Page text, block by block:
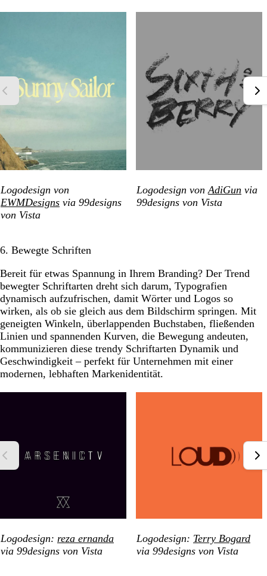
Logodesign von
EWMDesigns via 99designs
von Vista
Logodesign von AdiGun via
99designs von Vista
6. Bewegte Schriften
Bereit für etwas Spannung in Ihrem Branding? Der Trend
bewegter Schriftarten dreht sich darum, Typografien
dynamisch aufzufrischen, damit Wörter und Logos so
wirken, als ob sie gleich aus dem Bildschirm springen. Mit
geneigten Winkeln, überlappenden Buchstaben, fließenden
Linien und spannenden Kurven, die Bewegung andeuten,
kommunizieren diese trendy Schriftarten Dynamik und
Geschwindigkeit – perfekt für Unternehmen mit einer
modernen, lebhaften Markenidentität.
Logodesign: reza ernanda
via 99designs von Vista
Logodesign: Terry Bogard
via 99designs von Vista